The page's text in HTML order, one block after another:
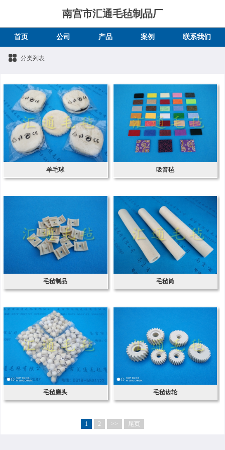
南宫市汇通毛毡制品厂
首页 公司 产品 案例 联系我们
分类列表
羊毛球 吸音毡
毛毡制品 毛毡筒
毛毡磨头 毛毡齿轮
1 2 >> 尾页